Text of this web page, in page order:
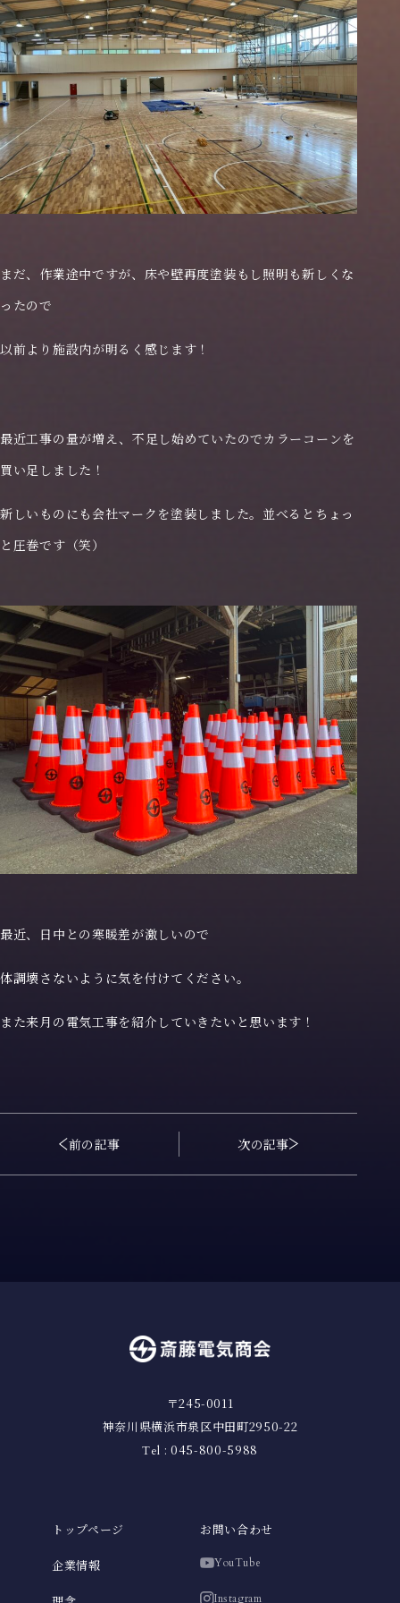
トップページ
お知らせ
まだ、作業途中ですが、床や壁再度塗装もし照明も新しくな
ったので
以前より施設内が明るく感じます！
最近工事の量が増え、不足し始めていたのでカラーコーンを
買い足しました！
新しいものにも会社マークを塗装しました。並べるとちょっ
と圧巻です（笑）
最近、日中との寒暖差が激しいので
体調壊さないように気を付けてください。
また来月の電気工事を紹介していきたいと思います！
前の記事 次の記事
〒245-0011
神奈川県横浜市泉区中田町2950-22
Tel : 045-800-5988
トップページ お問い合わせ
企業情報 YouTube
Instagram